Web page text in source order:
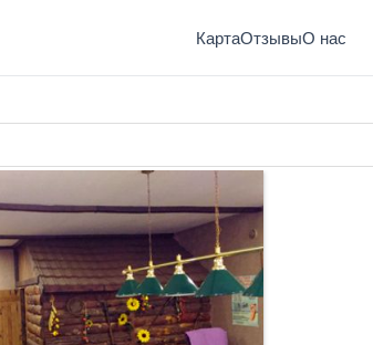
КартаОтзывыО нас